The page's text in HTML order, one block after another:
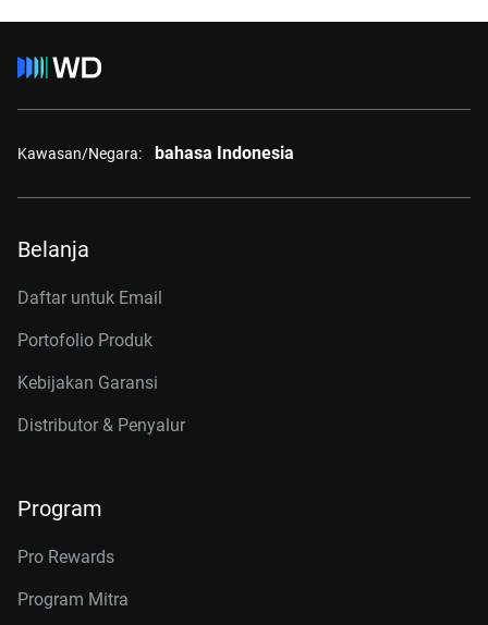
Kawasan/Negara: bahasa Indonesia
Belanja
Daftar untuk Email
Portofolio Produk
Kebijakan Garansi
Distributor & Penyalur
Program
Pro Rewards
Program Mitra